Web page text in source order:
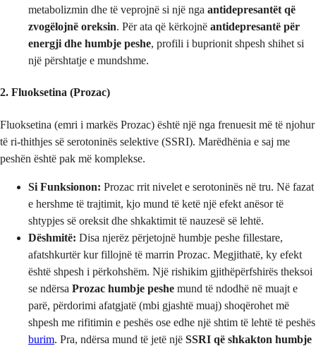
metabolizmin dhe të veprojnë si një nga antidepresantët që
zvogëlojnë oreksin. Për ata që kërkojnë antidepresantë për
energji dhe humbje peshe, profili i buprionit shpesh shihet si
një përshtatje e mundshme.
2. Fluoksetina (Prozac)
Fluoksetina (emri i markës Prozac) është një nga frenuesit më të njohur
të ri-thithjes së serotoninës selektive (SSRI). Marëdhënia e saj me
peshën është pak më komplekse.
Si Funksionon: Prozac rrit nivelet e serotoninës në tru. Në fazat
e hershme të trajtimit, kjo mund të ketë një efekt anësor të
shtypjes së oreksit dhe shkaktimit të nauzesë së lehtë.
Dëshmitë: Disa njerëz përjetojnë humbje peshe fillestare,
afatshkurtër kur fillojnë të marrin Prozac. Megjithatë, ky efekt
është shpesh i përkohshëm. Një rishikim gjithëpërfshirës theksoi
se ndërsa Prozac humbje peshe mund të ndodhë në muajt e
parë, përdorimi afatgjatë (mbi gjashtë muaj) shoqërohet më
shpesh me rifitimin e peshës ose edhe një shtim të lehtë të peshës
burim. Pra, ndërsa mund të jetë një SSRI që shkakton humbje